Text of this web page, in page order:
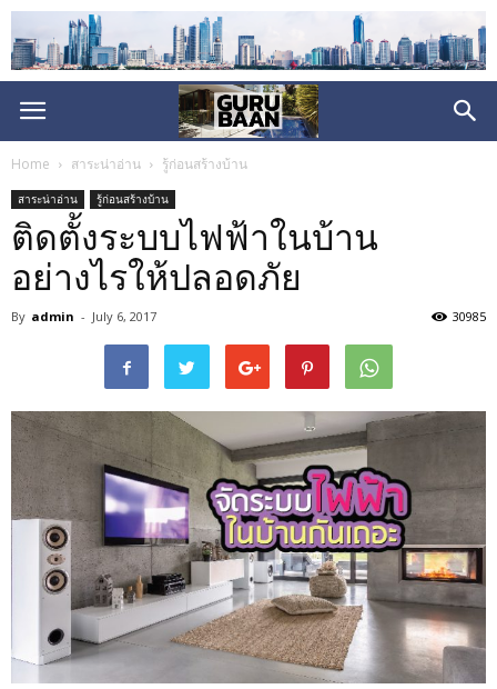
Home สาระน่าอ่าน รู้ก่อนสร้างบ้าน
สาระน่าอ่าน รู้ก่อนสร้างบ้าน
ติดตั้งระบบไฟฟ้าในบ้าน
อย่างไรให้ปลอดภัย
By admin - July 6, 2017 30985